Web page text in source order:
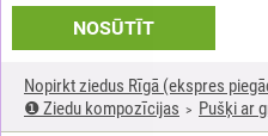
Nopirkt ziedus Rīgā (ekspres
❶ Ziedu kompozīcijas
Pušķi ar
NOSŪTĪT